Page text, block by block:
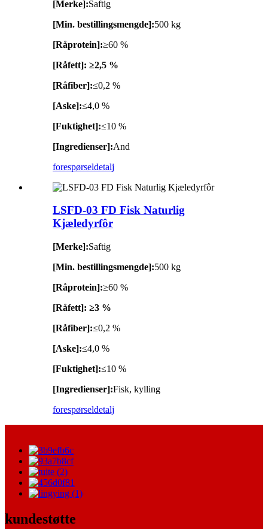
[Merke]:Saftig
[Min. bestillingsmengde]:500 kg
[Råprotein]:≥60 %
[Råfett]: ≥2,5 %
[Råfiber]:≤0,2 %
[Aske]:≤4,0 %
[Fuktighet]:≤10 %
[Ingredienser]:And
forespørseldetalj
LSFD-03 FD Fisk Naturlig
Kjæledyrfôr
[Merke]:Saftig
[Min. bestillingsmengde]:500 kg
[Råprotein]:≥60 %
[Råfett]: ≥3 %
[Råfiber]:≤0,2 %
[Aske]:≤4,0 %
[Fuktighet]:≤10 %
[Ingredienser]:Fisk, kylling
forespørseldetalj
kundestøtte